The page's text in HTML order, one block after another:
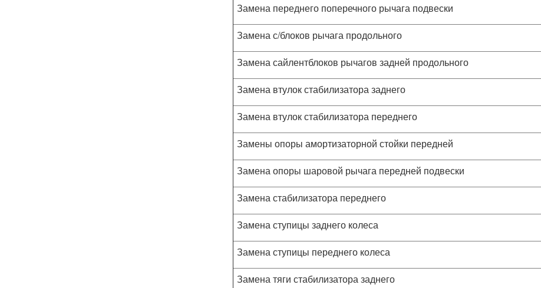
Замена переднего поперечного рычага подвески
Замена с/блоков рычага продольного
Замена сайлентблоков рычагов задней продольного
Замена втулок стабилизатора заднего
Замена втулок стабилизатора переднего
Замены опоры амортизаторной стойки передней
Замена опоры шаровой рычага передней подвески
Замена стабилизатора переднего
Замена ступицы заднего колеса
Замена ступицы переднего колеса
Замена тяги стабилизатора заднего